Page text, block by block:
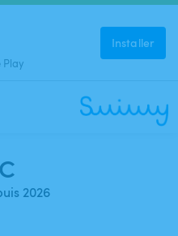
Installer
2026